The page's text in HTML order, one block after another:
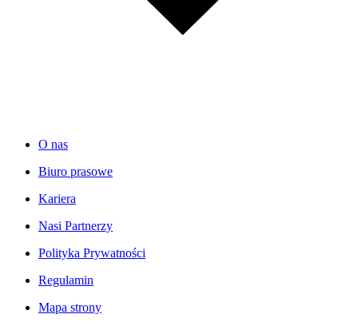
O nas
Biuro prasowe
Kariera
Nasi Partnerzy
Polityka Prywatności
Regulamin
Mapa strony